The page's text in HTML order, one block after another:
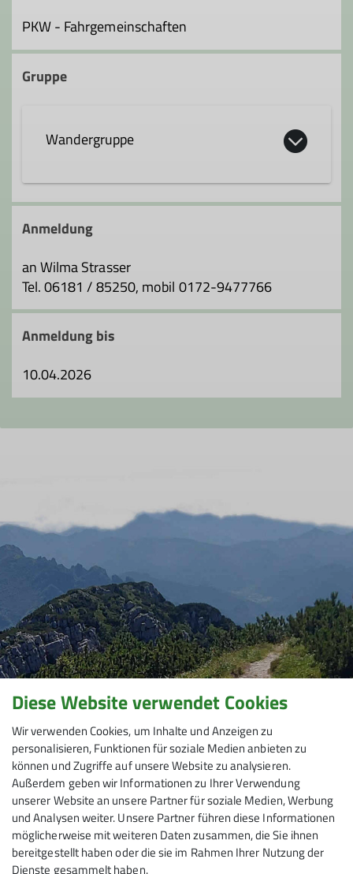
PKW - Fahrgemeinschaften
Gruppe
Wandergruppe
Einmal im Monat wird eine Wanderung in
der näheren und weiteren Umgebung
durchgeführt, z.B. in den Spessart,
Odenwald, Taunus, Vogelsberg und in die
Rhön.
Anmeldung
an Wilma Strasser
Tel. 06181 / 85250, mobil 0172-9477766
Anmeldung bis
10.04.2026
Diese Website verwendet Cookies
Wir verwenden Cookies, um Inhalte und Anzeigen zu
personalisieren, Funktionen für soziale Medien anbieten zu
können und Zugriffe auf unsere Website zu analysieren.
Außerdem geben wir Informationen zu Ihrer Verwendung
unserer Website an unsere Partner für soziale Medien, Werbung
und Analysen weiter. Unsere Partner führen diese Informationen
möglicherweise mit weiteren Daten zusammen, die Sie ihnen
bereitgestellt haben oder die sie im Rahmen Ihrer Nutzung der
Dienste gesammelt haben.